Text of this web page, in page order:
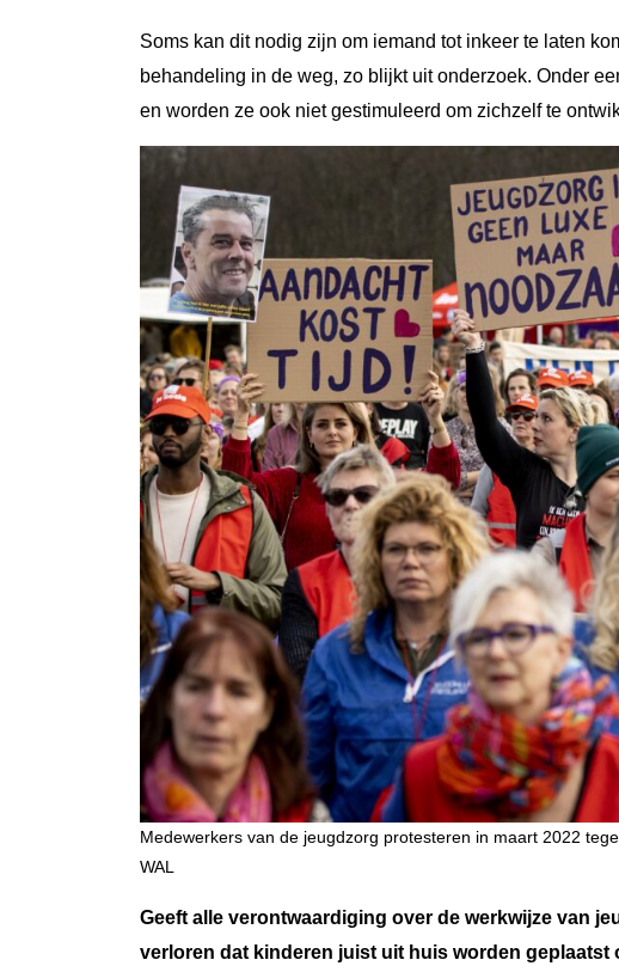
Soms kan dit nodig zijn om iemand tot inkeer te laten
behandeling in de weg, zo blijkt uit onderzoek. Onder
en worden ze ook niet gestimuleerd om zichzelf te
Medewerkers van de jeugdzorg protesteren in maart 2022
WAL
Geeft alle verontwaardiging over de werkwijze van
verloren dat kinderen juist uit huis worden geplaatst